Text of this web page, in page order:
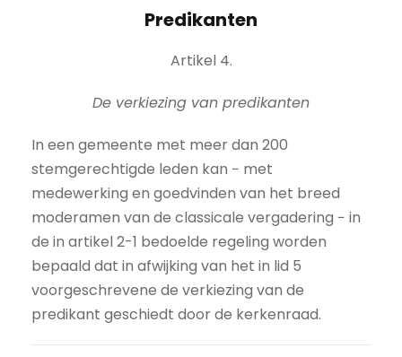
Predikanten
Artikel 4.
De verkiezing van predikanten
In een gemeente met meer dan 200
stemgerechtigde leden kan − met
medewerking en goedvinden van het breed
moderamen van de classicale vergadering − in
de in artikel 2-1 bedoelde regeling worden
bepaald dat in afwijking van het in lid 5
voorgeschrevene de verkiezing van de
predikant geschiedt door de kerkenraad.